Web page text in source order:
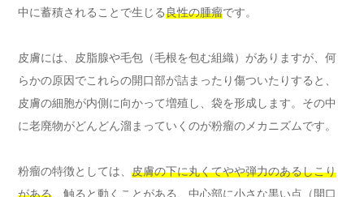
中に蓄積されることで生じる良性の腫瘤です。
皮膚には、皮脂腺や毛包（毛根を包む組織）がありますが、何
らかの原因でこれらの開口部が詰まったり傷ついたりすると、
皮膚の細胞が内側に向かって増殖し、袋を形成します。その中
に老廃物がどんどん溜まっていくのが粉瘤のメカニズムです。
粉瘤の特徴としては、 皮膚の下に丸くてやや弾力のあるしこり
がある、触ると動くことがある、中心部に小さな黒い点（開口